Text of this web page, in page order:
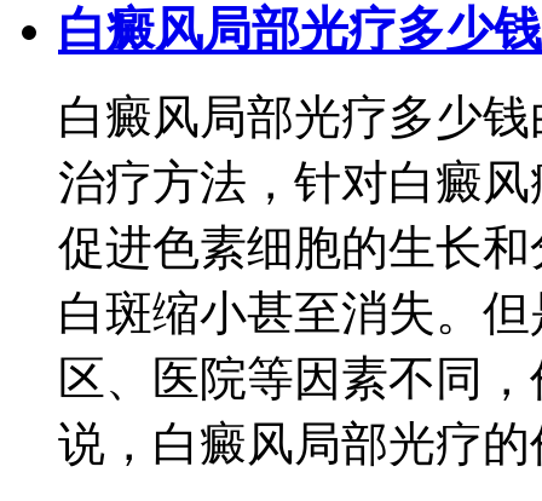
白癜风局部光疗多少钱
白癜风局部光疗多少
治疗方法，针对白癜
促进色素细胞的生长
白斑缩小甚至消失。
区、医院等因素不同
说，白癜风局部光疗